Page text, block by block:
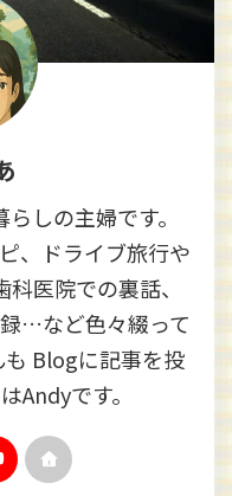
しの主婦です。
、ドライブ旅行や
医院での裏話、
…など色々綴って
も Blogに記事を投
Andyです。